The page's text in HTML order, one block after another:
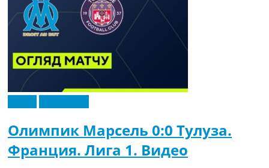
Олимпик Марсель 0:0 Тулуза.
Франция. Лига 1. Видео